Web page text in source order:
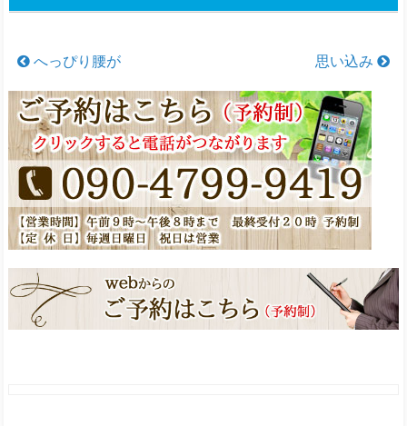
へっぴり腰が 思い込み